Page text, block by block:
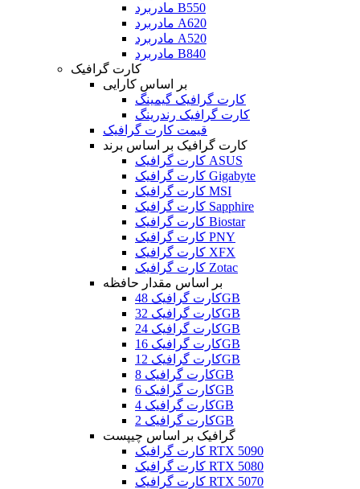
مادربرد B550
مادربرد A620
مادربرد A520
مادربرد B840
کارت گرافیک
بر اساس کارایی
کارت گرافیک گیمینگ
کارت گرافیک رندرینگ
قیمت کارت گرافیک
کارت گرافیک بر اساس برند
کارت گرافیک ASUS
کارت گرافیک Gigabyte
کارت گرافیک MSI
کارت گرافیک Sapphire
کارت گرافیک Biostar
کارت گرافیک PNY
کارت گرافیک XFX
کارت گرافیک Zotac
بر اساس مقدار حافظه
کارت گرافیک 48GB
کارت گرافیک 32GB
کارت گرافیک 24GB
کارت گرافیک 16GB
کارت گرافیک 12GB
کارت گرافیک 8GB
کارت گرافیک 6GB
کارت گرافیک 4GB
کارت گرافیک 2GB
گرافیک بر اساس چیپست
کارت گرافیک RTX 5090
کارت گرافیک RTX 5080
کارت گرافیک RTX 5070